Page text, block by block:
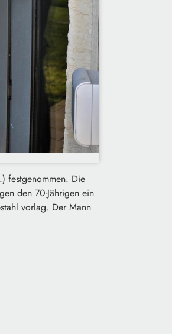
festgenommen. Die
den 70-Jährigen ein
vorlag. Der Mann